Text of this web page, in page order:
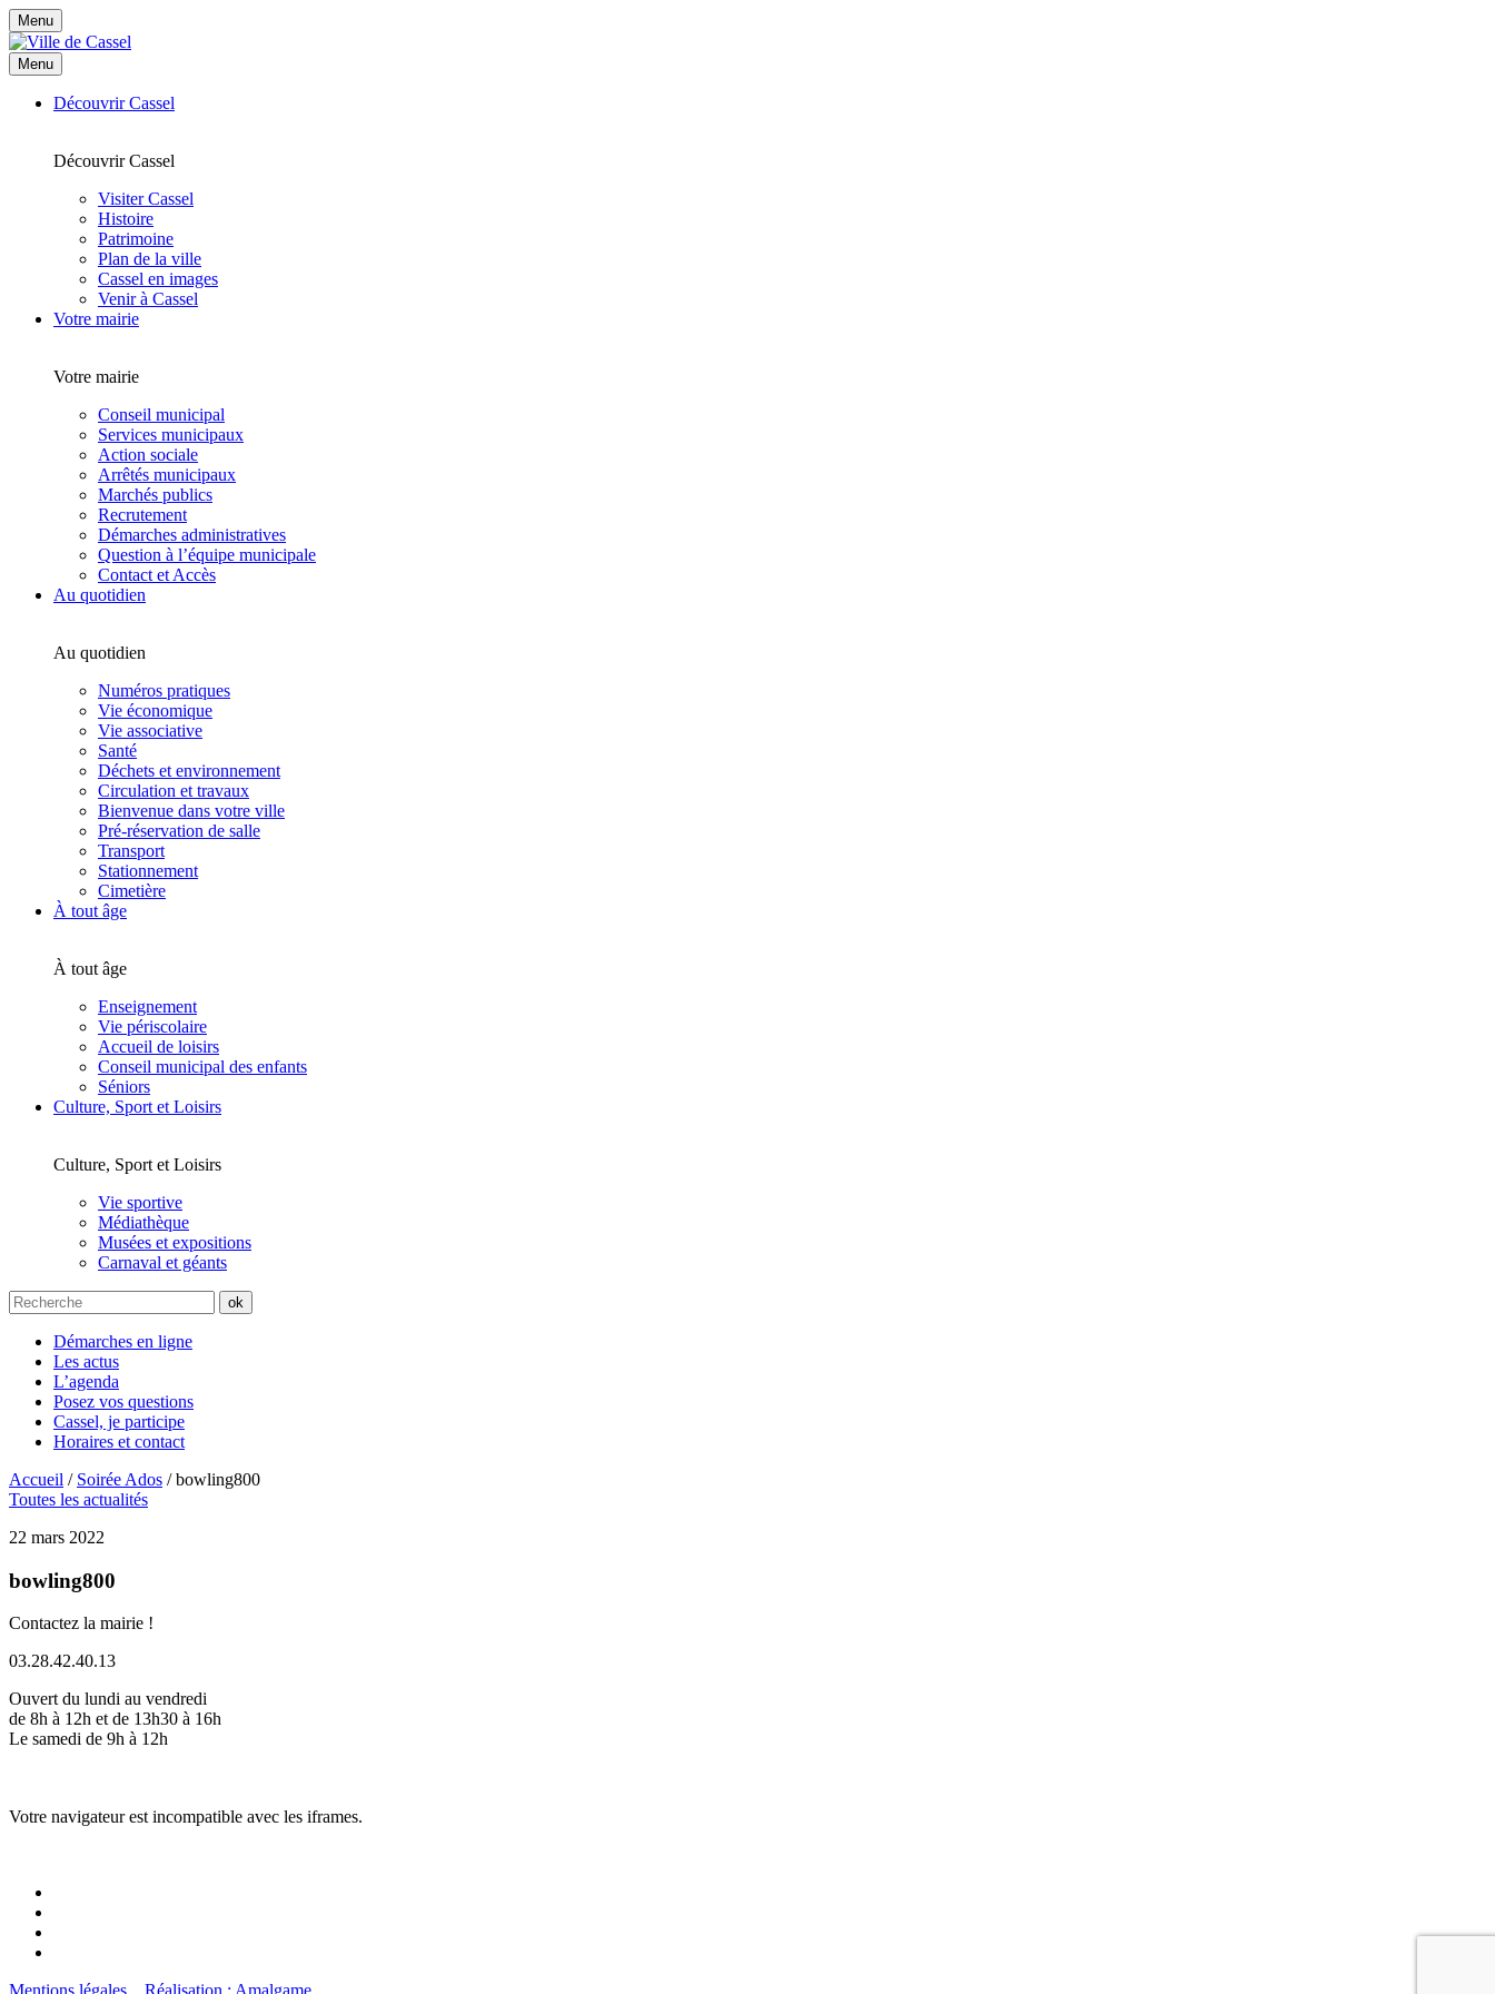
Menu
Menu
Découvrir Cassel
Découvrir Cassel
Visiter Cassel
Histoire
Patrimoine
Plan de la ville
Cassel en images
Venir à Cassel
Votre mairie
Votre mairie
Conseil municipal
Services municipaux
Action sociale
Arrêtés municipaux
Marchés publics
Recrutement
Démarches administratives
Question à l’équipe municipale
Contact et Accès
Au quotidien
Au quotidien
Numéros pratiques
Vie économique
Vie associative
Santé
Déchets et environnement
Circulation et travaux
Bienvenue dans votre ville
Pré-réservation de salle
Transport
Stationnement
Cimetière
À tout âge
À tout âge
Enseignement
Vie périscolaire
Accueil de loisirs
Conseil municipal des enfants
Séniors
Culture, Sport et Loisirs
Culture, Sport et Loisirs
Vie sportive
Médiathèque
Musées et expositions
Carnaval et géants
Démarches en ligne
Les actus
L’agenda
Posez vos questions
Cassel, je participe
Horaires et contact
Accueil / Soirée Ados /bowling800
Toutes les actualités
22 mars 2022
bowling800
Contactez la mairie !
03.28.42.40.13
Ouvert du lundi au vendredi
de 8h à 12h et de 13h30 à 16h
Le samedi de 9h à 12h
Votre navigateur est incompatible avec les iframes.